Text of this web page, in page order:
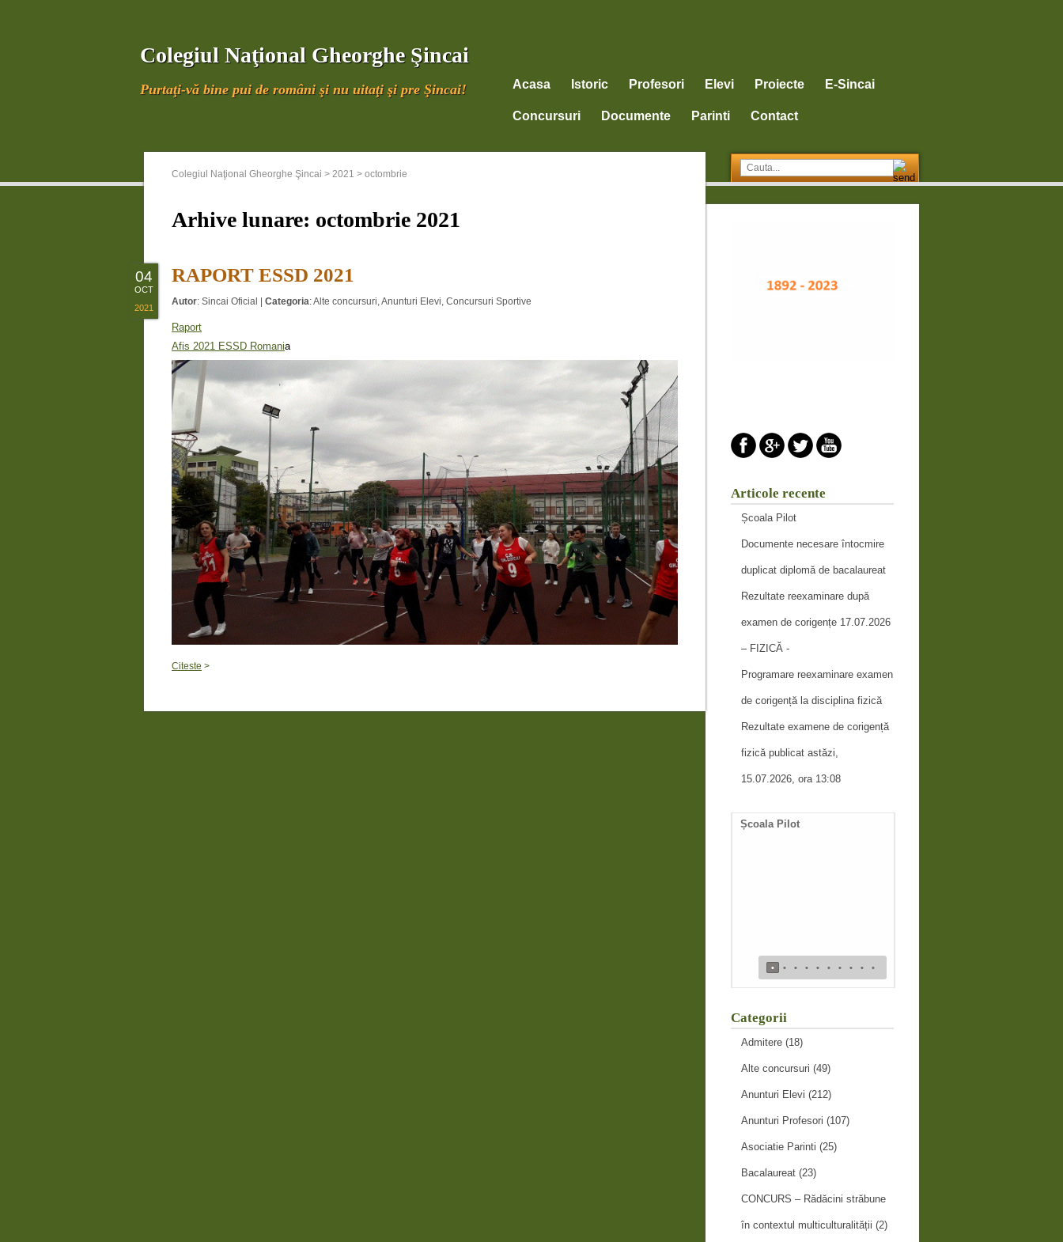
Colegiul Naţional Gheorghe Şincai
Purtaţi-vă bine pui de români şi nu uitaţi şi pre Şincai! Acasa Istoric Profesori Elevi Proiecte E-Sincai
Concursuri Documente Parinti Contact
Colegiul Naţional Gheorghe Şincai > 2021 > octombrie
Arhive lunare: octombrie 2021
RAPORT ESSD 2021
Autor: Sincai Oficial Categoria:Alte concursuri,Anunturi Elevi, Concursuri Sportive
Raport
Afis 2021 ESSD Romania
Citeste >
04
OCT
2021
Articole recente
Școala Pilot
Documente necesare întocmire
duplicat diplomă de bacalaureat
Rezultate reexaminare după
examen de corigențe 17.07.2026
– FIZICĂ -
Programare reexaminare examen
de corigență la disciplina fizică
Rezultate examene de corigență
fizică publicat astăzi,
15.07.2026, ora 13:08
Școala Pilot
• • • • • • • • • •
Categorii
Admitere (18)
Alte concursuri (49)
Anunturi Elevi (212)
Anunturi Profesori (107)
Asociatie Parinti (25)
Bacalaureat (23)
CONCURS – Rădăcini străbune
în contextul multiculturalității (2)